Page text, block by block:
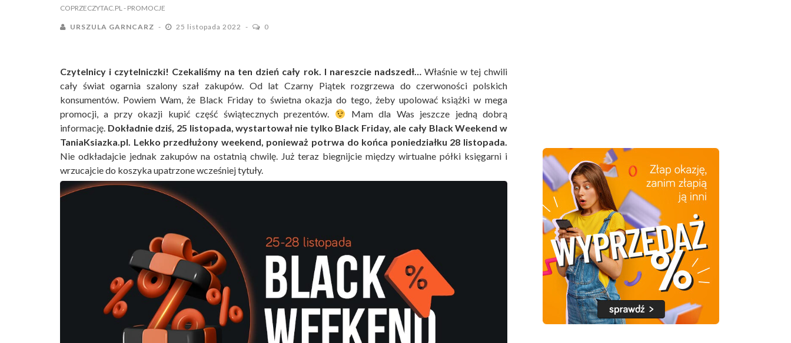
COPRZECZYTAC.PL- PROMOCJE
URSZULA GARNCARZ 25 listopada 2022 0
Czytelnicy i czytelniczki! Czekaliśmy na ten dzień cały rok. I nareszcie nadszedł… Właśnie w tej chwili
cały świat ogarnia szalony szał zakupów. Od lat Czarny Piątek rozgrzewa do czerwoności polskich
konsumentów. Powiem Wam, że Black Friday to świetna okazja do tego, żeby upolować książki w mega
promocji, a przy okazji kupić część świątecznych prezentów.
Mam dla Was jeszcze jedną dobrą
informację. Dokładnie dziś, 25 listopada, wystartował nie tylko Black Friday, ale cały Black Weekend w
TaniaKsiazka.pl. Lekko przedłużony weekend, ponieważ potrwa do końca poniedziałku 28 listopada.
Nie odkładajcie jednak zakupów na ostatnią chwilę. Już teraz biegnijcie między wirtualne półki księgarni i
wrzucajcie do koszyka upatrzone wcześniej tytuły.